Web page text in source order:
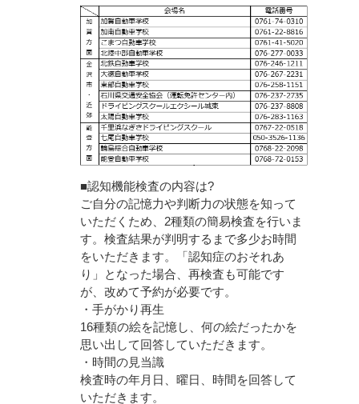
■認知機能検査の内容は?
ご自分の記憶力や判断力の状態を知って
いただくため、2種類の簡易検査を行いま
す。検査結果が判明するまで多少お時間
をいただきます。「認知症のおそれあ
り」となった場合、再検査も可能です
が、改めて予約が必要です。
・手がかり再生
16種類の絵を記憶し、何の絵だったかを
思い出して回答していただきます。
・時間の見当識
検査時の年月日、曜日、時間を回答して
いただきます。